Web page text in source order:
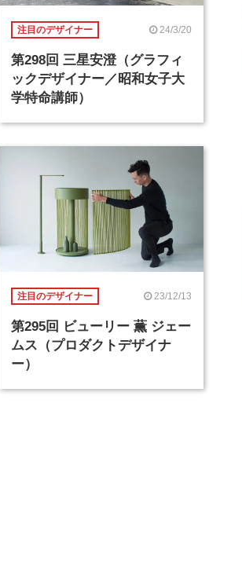
注目のデザイナー 24/3/20
第298回 三星安澄（グラフィ
ックデザイナー／昭和女子大
学特命講師）
注目のデザイナー 23/12/13
第295回 ビューリー 薫 ジェー
ムス（プロダクトデザイナ
ー）